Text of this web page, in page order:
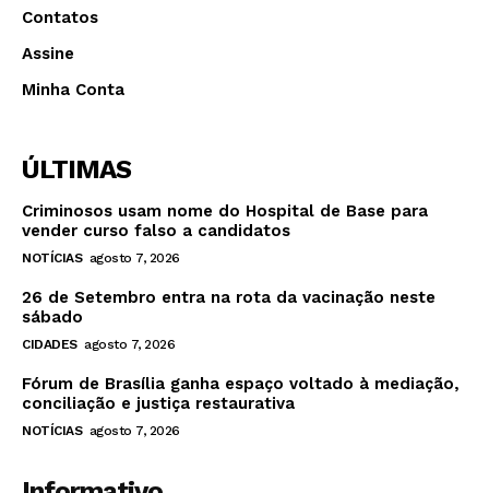
Contatos
Assine
Minha Conta
ÚLTIMAS
Criminosos usam nome do Hospital de Base para
vender curso falso a candidatos
NOTÍCIAS agosto 7, 2026
26 de Setembro entra na rota da vacinação neste
sábado
CIDADES agosto 7, 2026
Fórum de Brasília ganha espaço voltado à mediação,
conciliação e justiça restaurativa
NOTÍCIAS agosto 7, 2026